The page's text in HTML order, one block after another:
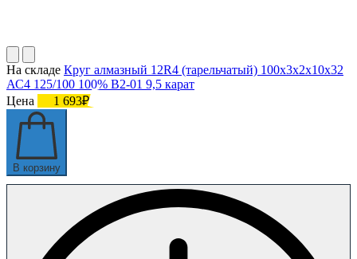
На складе Круг алмазный 12R4 (тарельчатый) 100х3х2х10х32
АС4 125/100 100% В2-01 9,5 карат
Цена
1 693₽
В корзину